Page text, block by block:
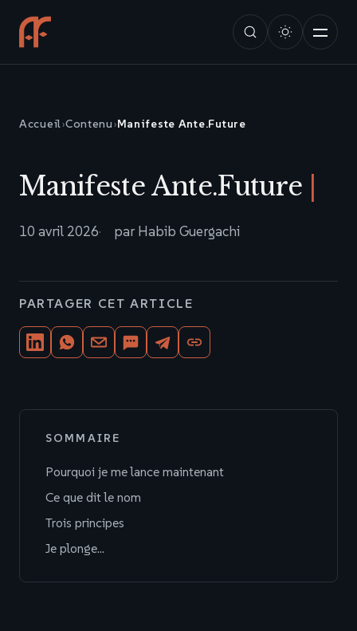
Accueil›Contenu›Manifeste Ante.Future
Manifeste Ante.Future
10 avril 2026 par Habib Guergachi
PARTAGER CET ARTICLE
SOMMAIRE
Pourquoi je me lance maintenant
Ce que dit le nom
Trois principes
Je plonge…